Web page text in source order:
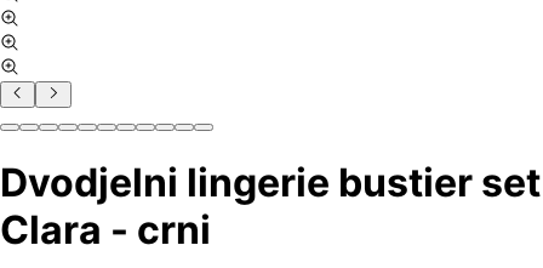
Dvodjelni lingerie bustier set
Clara - crni